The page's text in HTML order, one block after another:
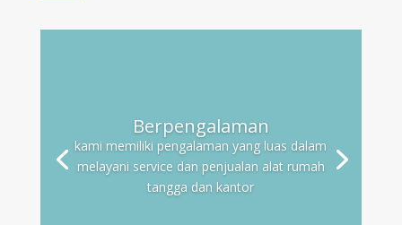
Kami memiliki cabang di indonesia
dengan tujuan untuk menjangkau
seluruh wilayah indonesia